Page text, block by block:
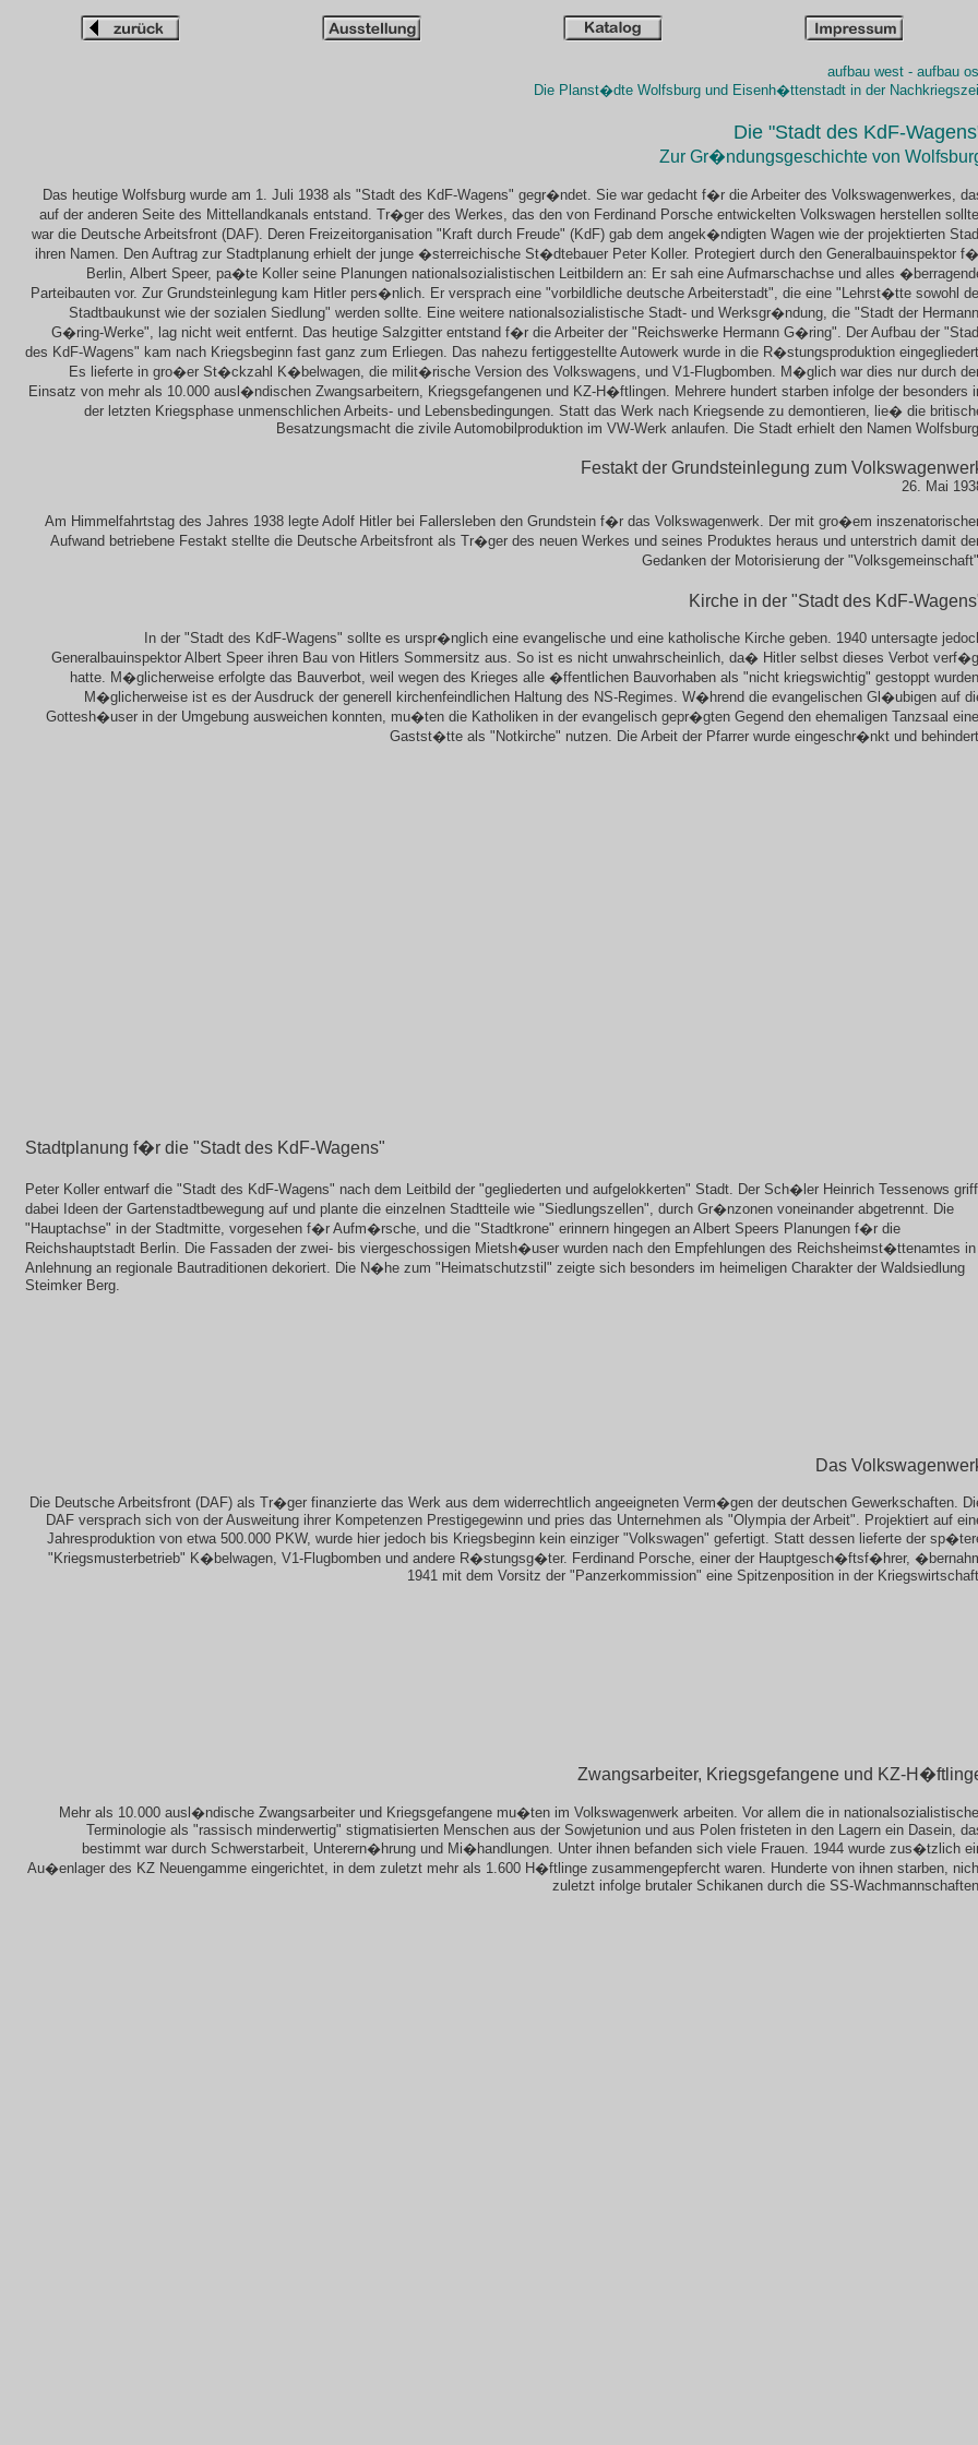
aufbau west - aufbau
Die Planst�dte Wolfsburg und Eisenh�ttenstadt in der
Die "Stadt des KdF-
Zur Gr�ndungsgeschichte von
Das heutige Wolfsburg wurde am 1. Juli 1938 als "Stadt des KdF-Wagens" gegr�ndet. Sie war gedacht f�r die Arbeiter des Volkswagenwerkes,
auf der anderen Seite des Mittellandkanals entstand. Tr�ger des Werkes, das den von Ferdinand Porsche entwickelten Volkswagen herstellen
war die Deutsche Arbeitsfront (DAF). Deren Freizeitorganisation "Kraft durch Freude" (KdF) gab dem angek�ndigten Wagen wie der projektierten
ihren Namen. Den Auftrag zur Stadtplanung erhielt der junge �sterreichische St�dtebauer Peter Koller. Protegiert durch den Generalbauinspektor
Berlin, Albert Speer, pa�te Koller seine Planungen nationalsozialistischen Leitbildern an: Er sah eine Aufmarschachse und alles
Parteibauten vor. Zur Grundsteinlegung kam Hitler pers�nlich. Er versprach eine "vorbildliche deutsche Arbeiterstadt", die eine "Lehrst�tte sowohl
Stadtbaukunst wie der sozialen Siedlung" werden sollte. Eine weitere nationalsozialistische Stadt- und Werksgr�ndung, die "Stadt der
G�ring-Werke", lag nicht weit entfernt. Das heutige Salzgitter entstand f�r die Arbeiter der "Reichswerke Hermann G�ring". Der Aufbau der
des KdF-Wagens" kam nach Kriegsbeginn fast ganz zum Erliegen. Das nahezu fertiggestellte Autowerk wurde in die R�stungsproduktion
Es lieferte in gro�er St�ckzahl K�belwagen, die milit�rische Version des Volkswagens, und V1-Flugbomben. M�glich war dies nur durch
Einsatz von mehr als 10.000 ausl�ndischen Zwangsarbeitern, Kriegsgefangenen und KZ-H�ftlingen. Mehrere hundert starben infolge der besonders
der letzten Kriegsphase unmenschlichen Arbeits- und Lebensbedingungen. Statt das Werk nach Kriegsende zu demontieren, lie� die
Besatzungsmacht die zivile Automobilproduktion im VW-Werk anlaufen. Die Stadt erhielt den Namen
Festakt der Grundsteinlegung zum
26. Mai
Am Himmelfahrtstag des Jahres 1938 legte Adolf Hitler bei Fallersleben den Grundstein f�r das Volkswagenwerk. Der mit gro�em
Aufwand betriebene Festakt stellte die Deutsche Arbeitsfront als Tr�ger des neuen Werkes und seines Produktes heraus und unterstrich damit
Gedanken der Motorisierung der
Kirche in der "Stadt des KdF-
In der "Stadt des KdF-Wagens" sollte es urspr�nglich eine evangelische und eine katholische Kirche geben. 1940 untersagte
Generalbauinspektor Albert Speer ihren Bau von Hitlers Sommersitz aus. So ist es nicht unwahrscheinlich, da� Hitler selbst dieses Verbot
hatte. M�glicherweise erfolgte das Bauverbot, weil wegen des Krieges alle �ffentlichen Bauvorhaben als "nicht kriegswichtig" gestoppt
M�glicherweise ist es der Ausdruck der generell kirchenfeindlichen Haltung des NS-Regimes. W�hrend die evangelischen Gl�ubigen auf
Gottesh�user in der Umgebung ausweichen konnten, mu�ten die Katholiken in der evangelisch gepr�gten Gegend den ehemaligen Tanzsaal
Gastst�tte als "Notkirche" nutzen. Die Arbeit der Pfarrer wurde eingeschr�nkt und
Stadtplanung f�r die "Stadt des KdF-Wagens"
Peter Koller entwarf die "Stadt des KdF-Wagens" nach dem Leitbild der "gegliederten und aufgelokkerten" Stadt. Der Sch�ler Heinrich Tessenows griff
dabei Ideen der Gartenstadtbewegung auf und plante die einzelnen Stadtteile wie "Siedlungszellen", durch Gr�nzonen voneinander abgetrennt. Die
"Hauptachse" in der Stadtmitte, vorgesehen f�r Aufm�rsche, und die "Stadtkrone" erinnern hingegen an Albert Speers Planungen f�r die
Reichshauptstadt Berlin. Die Fassaden der zwei- bis viergeschossigen Mietsh�user wurden nach den Empfehlungen des Reichsheimst�ttenamtes in
Anlehnung an regionale Bautraditionen dekoriert. Die N�he zum "Heimatschutzstil" zeigte sich besonders im heimeligen Charakter der Waldsiedlung
Steimker Berg.
Das
Die Deutsche Arbeitsfront (DAF) als Tr�ger finanzierte das Werk aus dem widerrechtlich angeeigneten Verm�gen der deutschen Gewerkschaften.
DAF versprach sich von der Ausweitung ihrer Kompetenzen Prestigegewinn und pries das Unternehmen als "Olympia der Arbeit". Projektiert auf
Jahresproduktion von etwa 500.000 PKW, wurde hier jedoch bis Kriegsbeginn kein einziger "Volkswagen" gefertigt. Statt dessen lieferte der
"Kriegsmusterbetrieb" K�belwagen, V1-Flugbomben und andere R�stungsg�ter. Ferdinand Porsche, einer der Hauptgesch�ftsf�hrer,
1941 mit dem Vorsitz der "Panzerkommission" eine Spitzenposition in der
Zwangsarbeiter, Kriegsgefangene und KZ-
Mehr als 10.000 ausl�ndische Zwangsarbeiter und Kriegsgefangene mu�ten im Volkswagenwerk arbeiten. Vor allem die in
Terminologie als "rassisch minderwertig" stigmatisierten Menschen aus der Sowjetunion und aus Polen fristeten in den Lagern ein Dasein,
bestimmt war durch Schwerstarbeit, Unterern�hrung und Mi�handlungen. Unter ihnen befanden sich viele Frauen. 1944 wurde zus�tzlich
Au�enlager des KZ Neuengamme eingerichtet, in dem zuletzt mehr als 1.600 H�ftlinge zusammengepfercht waren. Hunderte von ihnen starben,
zuletzt infolge brutaler Schikanen durch die SS-